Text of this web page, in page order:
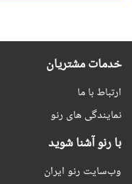
خدمات مشتریان
ارتباط با ما
نمایندگی های رنو
با رنو آشنا شوید
وب‌سایت رنو ایران